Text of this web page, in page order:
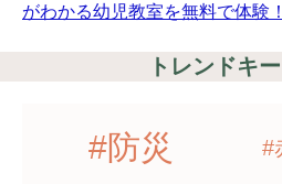
がわかる幼児教室を無料で体験！
トレンドキ
#防災 #